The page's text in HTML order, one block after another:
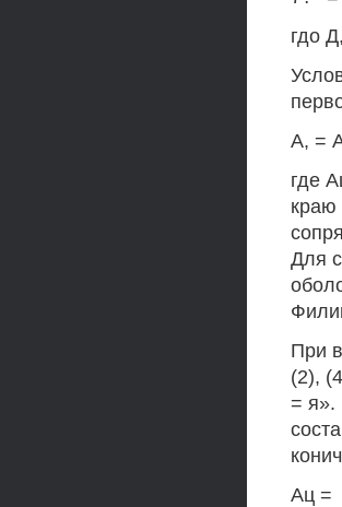
гдо
А, =
где
краю
Для
При
(2),
= я».
Ац =